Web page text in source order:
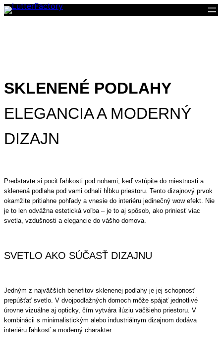
SKLENENÉ PODLAHY
ELEGANCIA A MODERNÝ
DIZAJN
Predstavte si pocit ľahkosti pod nohami, keď vstúpite do miestnosti a
sklenená podlaha pod vami odhalí hĺbku priestoru. Tento dizajnový prvok
okamžite pritiahne pohľady a vnesie do interiéru jedinečný wow efekt. Nie
je to len odvážna estetická voľba – je to aj spôsob, ako priniesť viac
svetla, vzdušnosti a elegancie do vášho domova.
SVETLO AKO SÚČASŤ DIZAJNU
Jedným z najväčších benefitov sklenenej podlahy je jej schopnosť
prepúšťať svetlo. V dvojpodlažných domoch môže spájať jednotlivé
úrovne vizuálne aj opticky, čím vytvára ilúziu väčšieho priestoru. V
kombinácii s minimalistickým alebo industriálnym dizajnom dodáva
interiéru ľahkosť a moderný charakter.